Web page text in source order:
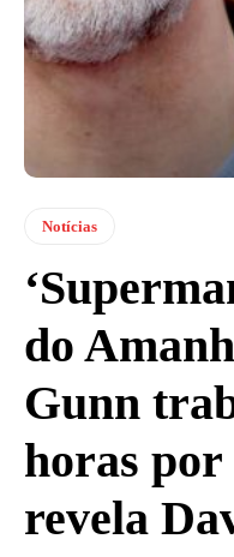
Notícias
do
Gunn
horas
revela